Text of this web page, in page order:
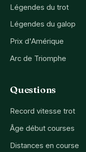
Légendes du trot
Légendes du galop
Prix d'Amérique
Arc de Triomphe
Questions
Record vitesse trot
Âge début courses
Distances en course